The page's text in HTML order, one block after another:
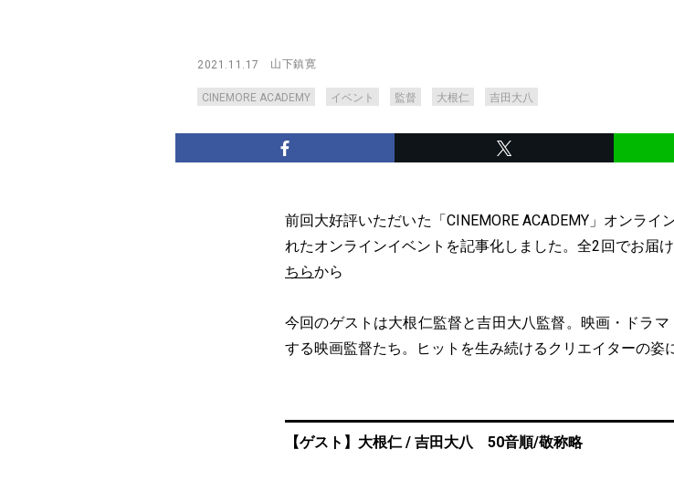
2021.11.17 山下鎮寛
CINEMORE ACADEMY イベント 監督 大根仁 吉田大八
前回大好評いただいた「CINEMORE ACADEMY」オンラ
れたオンラインイベントを記事化しました。全2回でお
ちらから
今回のゲストは大根仁監督と吉田大八監督。映画・ドラ
する映画監督たち。ヒットを生み続けるクリエイターの姿
【ゲスト】大根仁 / 吉田大八 50音順/敬称略